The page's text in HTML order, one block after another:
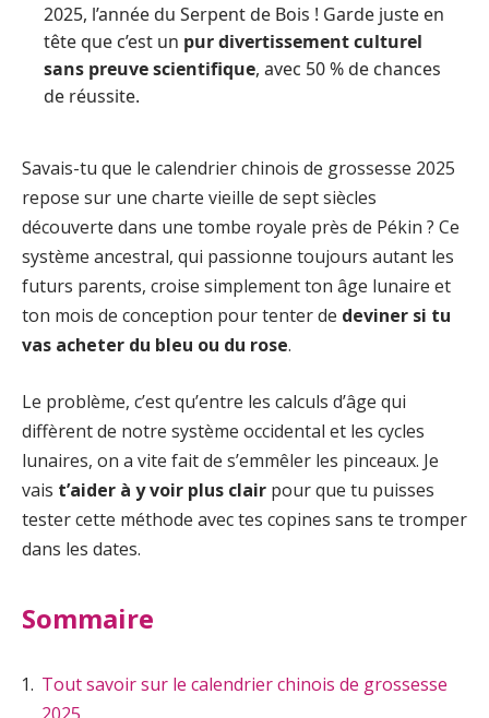
2025, l’année du Serpent de Bois ! Garde juste en
tête que c’est un pur divertissement culturel
sans preuve scientifique, avec 50 % de chances
de réussite.
Savais-tu que le calendrier chinois de grossesse 2025
repose sur une charte vieille de sept siècles
découverte dans une tombe royale près de Pékin ? Ce
système ancestral, qui passionne toujours autant les
futurs parents, croise simplement ton âge lunaire et
ton mois de conception pour tenter de deviner si tu
vas acheter du bleu ou du rose.
Le problème, c’est qu’entre les calculs d’âge qui
diffèrent de notre système occidental et les cycles
lunaires, on a vite fait de s’emmêler les pinceaux. Je
vais t’aider à y voir plus clair pour que tu puisses
tester cette méthode avec tes copines sans te tromper
dans les dates.
Sommaire
Tout savoir sur le calendrier chinois de grossesse